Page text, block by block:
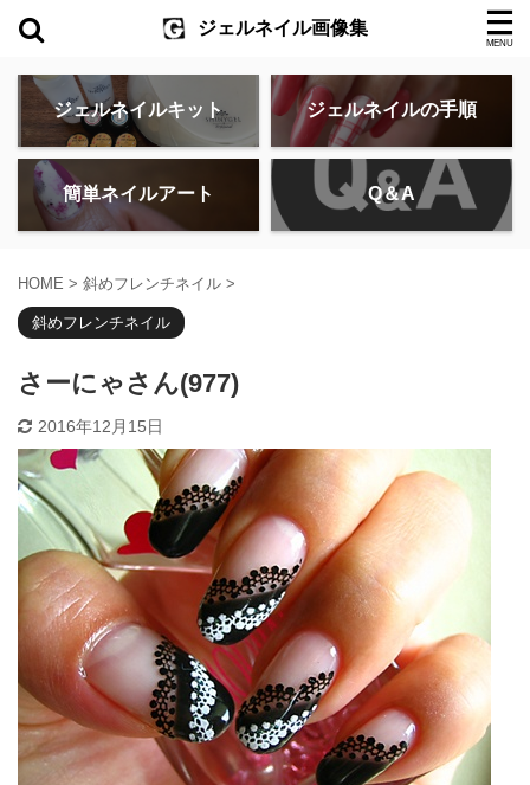
ジェルネイル画像集
ジェルネイルキット ジェルネイルの手順
簡単ネイルアート Q＆A
HOME > 斜めフレンチネイル >
斜めフレンチネイル
さーにゃさん(977)
2016年12月15日